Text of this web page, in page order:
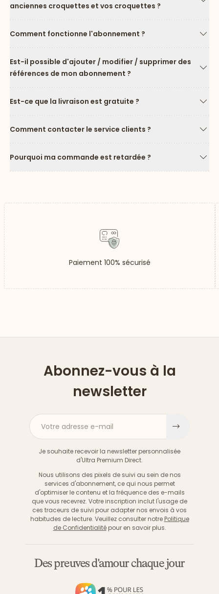
anciennes croquettes et vos croquettes ?
Comment fonctionne l'abonnement ?
Est-il possible d'ajouter / modifier / supprimer des
références de mon abonnement ?
Est-ce que la livraison est gratuite ?
Comment contacter le service clients ?
Pourquoi ma commande est retardée ?
Paiement 100% sécurisé
Abonnez-vous à la
newsletter
Votre adresse e-mail
Je souhaite recevoir la newsletter personnalisée
d'Ultra Premium Direct.
Nous utilisons des pixels de suivi au sein de nos
services d'abonnement, ce qui nous permet
d'optimiser le contenu et la fréquence des e-mails
que vous recevrez. Votre inscription inclut l'usage de
ces traceurs de suivi pour adapter nos envois à vos
habitudes de lecture. Veuillez consulter notre Politique
de Confidentialitépour en savoir plus.
Des preuves d'amour chaque jour